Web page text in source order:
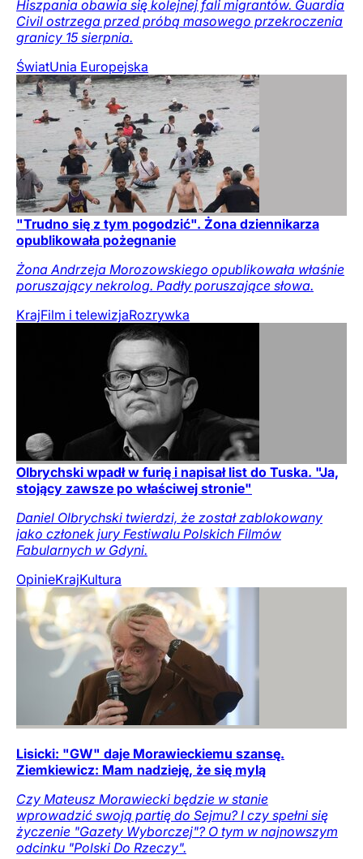
Hiszpania obawia się kolejnej fali migrantów. Guardia
Civil ostrzega przed próbą masowego przekroczenia
granicy 15 sierpnia.
ŚwiatUnia Europejska
"Trudno się z tym pogodzić". Żona dziennikarza
opublikowała pożegnanie
Żona Andrzeja Morozowskiego opublikowała właśnie
poruszający nekrolog. Padły poruszające słowa.
KrajFilm i telewizjaRozrywka
Olbrychski wpadł w furię i napisał list do Tuska. "Ja,
stojący zawsze po właściwej stronie"
Daniel Olbrychski twierdzi, że został zablokowany
jako członek jury Festiwalu Polskich Filmów
Fabularnych w Gdyni.
OpinieKrajKultura
Lisicki: "GW" daje Morawieckiemu szansę.
Ziemkiewicz: Mam nadzieję, że się mylą
Czy Mateusz Morawiecki będzie w stanie
wprowadzić swoją partię do Sejmu? I czy spełni się
życzenie "Gazety Wyborczej"? O tym w najnowszym
odcinku "Polski Do Rzeczy".